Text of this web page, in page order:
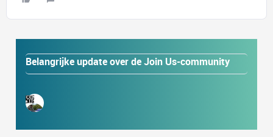
Belangrijke update over de Join Us-community